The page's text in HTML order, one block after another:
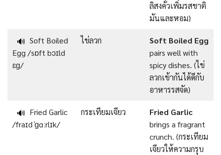
ลิสงคั่วเพิ่มรสชาติ
มันและหอม)
🔊 Soft Boiled
Egg /sɒft bɔɪld
ɛɡ/
ไข่ลวก
Soft Boiled Egg
pairs well with
spicy dishes. (ไข่
ลวกเข้ากันได้ดีกับ
อาหารรสจัด)
🔊 Fried Garlic
/fraɪd ˈɡɑːrlɪk/
กระเทียมเจียว
Fried Garlic
brings a fragrant
crunch. (กระเทียม
เจียวให้ความกรุบ